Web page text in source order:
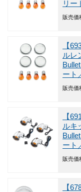
リー
販売価
【
ルレ
ート
販売価
【
ルキ
ート
販売価
【